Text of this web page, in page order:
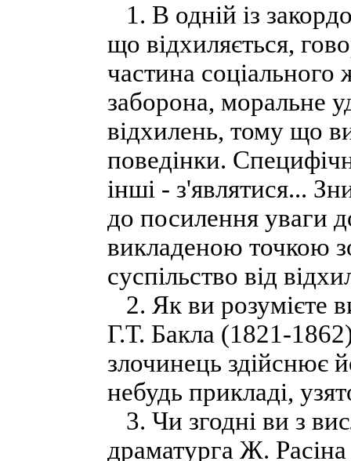
1. В одній із
що відхиляється,
частина
заборона, моральне
відхилень, тому що
поведінки.
інші - з'являтися...
до посилення уваги
викладеною точкою
суспільство від
2. Як ви розумієте
Г.Т. Бакла (1821-
злочинець здійснює
небудь прикладі,
3. Чи згодні ви з
драматурга Ж.